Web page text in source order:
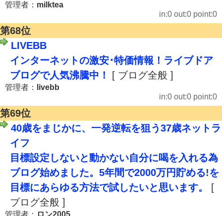
管理者： milktea
in:0 out:0 point:0
第68位
LIVEBB
インターネットの激安･特価情報！ライブドア
ブログで人気沸騰中！
[ ブログ全般 ]
管理者：
livebb
in:0 out:0 point:0
第69位
40歳をまじかに、一発逆転を狙う37歳ネットラ
イフ
目標設定しないと動かない自分に喝を入れる為
ブログ始めました。5年間で2000万円貯める!を
目標にあらゆる方法で試したいと思います。
[
ブログ全般 ]